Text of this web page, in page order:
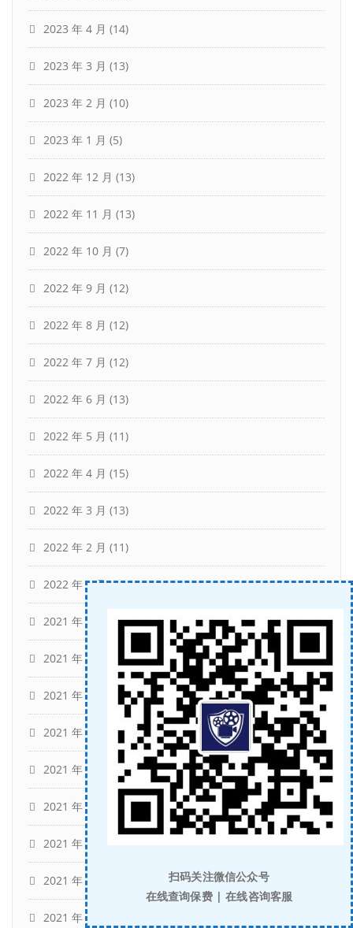
2023 年 4 月 (14)
2023 年 3 月 (13)
2023 年 2 月 (10)
2023 年 1 月 (5)
2022 年 12 月 (13)
2022 年 11 月 (13)
2022 年 10 月 (7)
2022 年 9 月 (12)
2022 年 8 月 (12)
2022 年 7 月 (12)
2022 年 6 月 (13)
2022 年 5 月 (11)
2022 年 4 月 (15)
2022 年 3 月 (13)
2022 年 2 月 (11)
2022 年 1 月(10)
2021 年 12 月 (12)
2021 年 11 月 (16)
2021 年 10 月 (14)
2021 年 9 月 (11)
2021 年 8 月 (17)
2021 年 6 月
2021 年 5 月
2021 年 4 月
2021 年 3 月
扫码关注微信公众号
在线查询保费 | 在线咨询客服